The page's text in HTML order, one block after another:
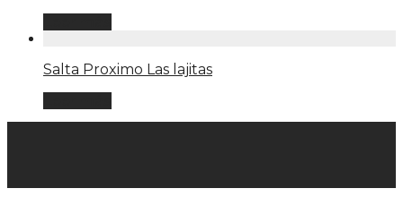
Salta Proximo Las lajitas